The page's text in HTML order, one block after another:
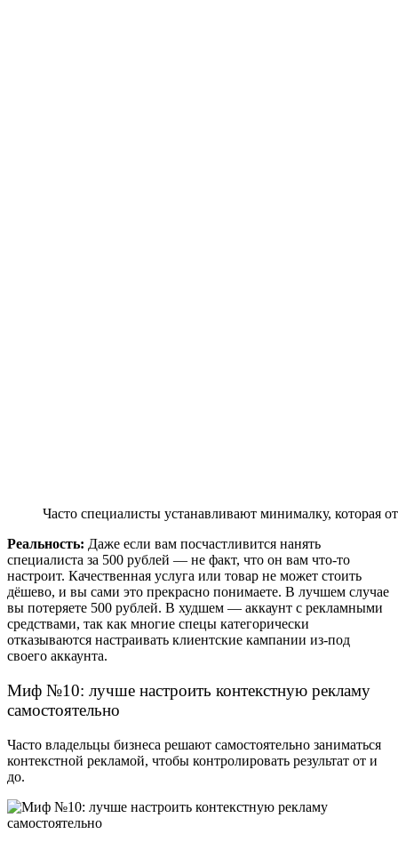
Часто специалисты устанавливают минималку, которая
Реальность: Даже если вам посчастливится нанять
специалиста за 500 рублей — не факт, что он вам что-то
настроит. Качественная услуга или товар не может стоить
дёшево, и вы сами это прекрасно понимаете. В лучшем случае
вы потеряете 500 рублей. В худшем — аккаунт с рекламными
средствами, так как многие спецы категорически
отказываются настраивать клиентские кампании из-под
своего аккаунта.
Миф №10: лучше настроить контекстную рекламу
самостоятельно
Часто владельцы бизнеса решают самостоятельно заниматься
контекстной рекламой, чтобы контролировать результат от и
до.